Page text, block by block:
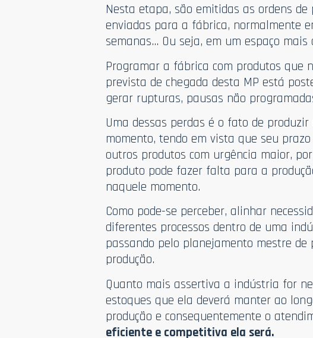
Nesta etapa, são emitidas as ordens
enviadas para a fábrica, normalmente
semanas… Ou seja, em um espaço mais
Programar a fábrica com produtos que
prevista de chegada desta MP está
gerar rupturas, pausas não
Uma dessas perdas é o fato de
momento, tendo em vista que seu
outros produtos com urgência maior,
produto pode fazer falta para a
naquele momento.
Como pode-se perceber, alinhar
diferentes processos dentro de uma
passando pelo planejamento mestre
produção.
Quanto mais assertiva a indústria for
estoques que ela deverá manter ao
produção e consequentemente o
eficiente e competitiva ela será.